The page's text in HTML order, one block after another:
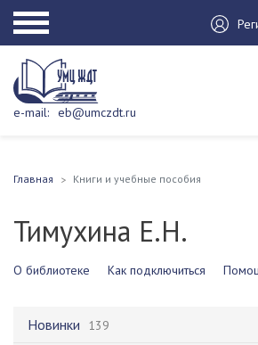
e-mail: eb@umczdt.ru
Главная Книги и учебные пособия
Тимухина Е.Н.
О библиотеке Как подключиться
Новинки 139